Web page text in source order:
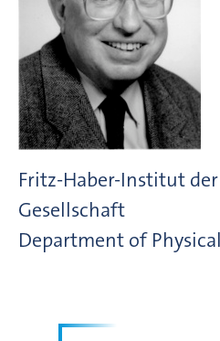
Fritz-Haber-Institut
Gesellschaft
Department of